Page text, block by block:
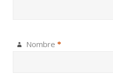
Nombre *